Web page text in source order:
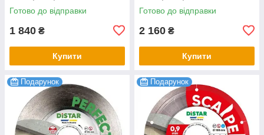
Готово до відправки
1 840 ₴
Купити
Готово до відправки
2 160 ₴
Купити
Подарунок Подарунок